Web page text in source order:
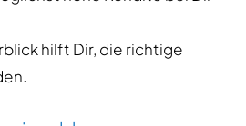
hilft Dir, die richtige